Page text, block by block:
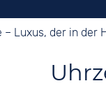
Luxus, der in der